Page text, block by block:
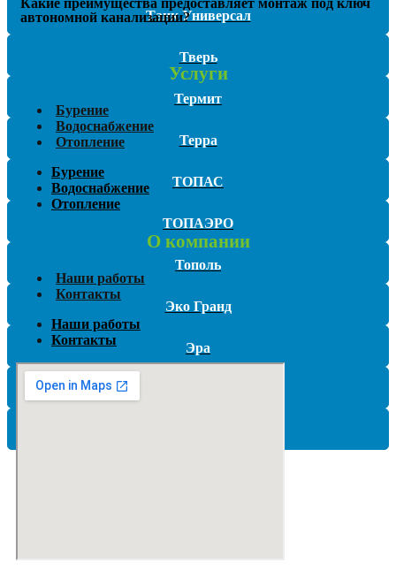
Танк Универсал
Тверь
Термит
Терра
ТОПАС
ТОПАЭРО
Тополь
Эко Гранд
Эра
Какие преимущества предоставляет монтаж под ключ
автономной канализации?
Услуги
Бурение
Водоснабжение
Отопление
Бурение
Водоснабжение
Отопление
О компании
Наши работы
Контакты
Наши работы
Контакты